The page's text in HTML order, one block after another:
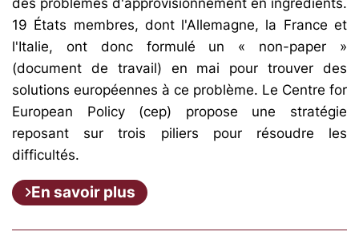
19 États membres, dont l'Allemagne, la France et
l'Italie, ont donc formulé un « non-paper »
(document de travail) en mai pour trouver des
solutions européennes à ce problème. Le Centre for
European Policy (cep) propose une stratégie
reposant sur trois piliers pour résoudre les
difficultés.
En savoir plus